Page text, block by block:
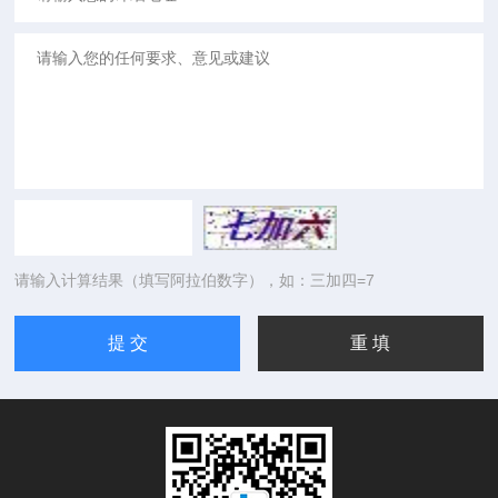
请输入计算结果（填写阿拉伯数字），如：三加四=7